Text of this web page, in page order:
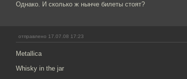
Однако. И сколько ж нынче билеты стоят?
отправлено 17.07.08 17:23
Metallica
Whisky in the jar